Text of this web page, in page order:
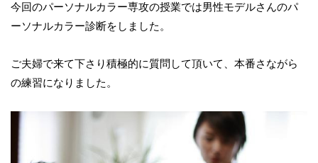
今回のパーソナルカラー専攻の授業では男性モデルさんのパ
ーソナルカラー診断をしました。
ご夫婦で来て下さり積極的に質問して頂いて、本番さながら
の練習になりました。